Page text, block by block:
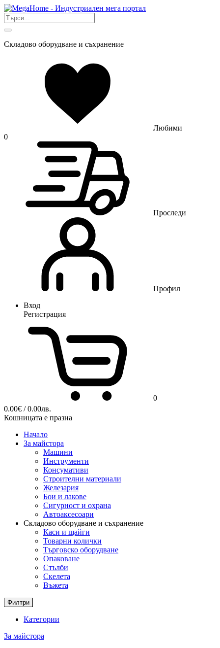
Складово оборудване и съхранение
Любими
0
Проследи
Профил
Вход
Регистрация
0
0.00€ / 0.00лв.
Кошницата е празна
Начало
За майстора
Машини
Инструменти
Консумативи
Строителни материали
Железария
Бои и лакове
Сигурност и охрана
Автоаксесоари
Складово оборудване и съхранение
Каси и щайги
Товарни колички
Търговско оборудване
Опаковане
Стълби
Скелета
Въжета
Филтри
Категории
За майстора